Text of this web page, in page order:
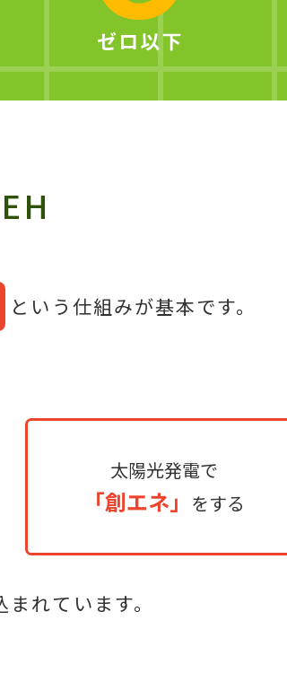
という仕組みが基本です。
太陽光発電で
「創エネ」 をする
れています。